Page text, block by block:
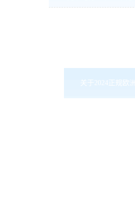
关于2024正规欧